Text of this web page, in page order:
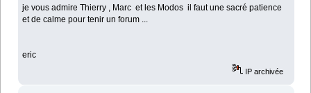
je vous admire Thierry , Marc et les Modos il faut une sacré patience
et de calme pour tenir un forum ...
eric
IP archivée